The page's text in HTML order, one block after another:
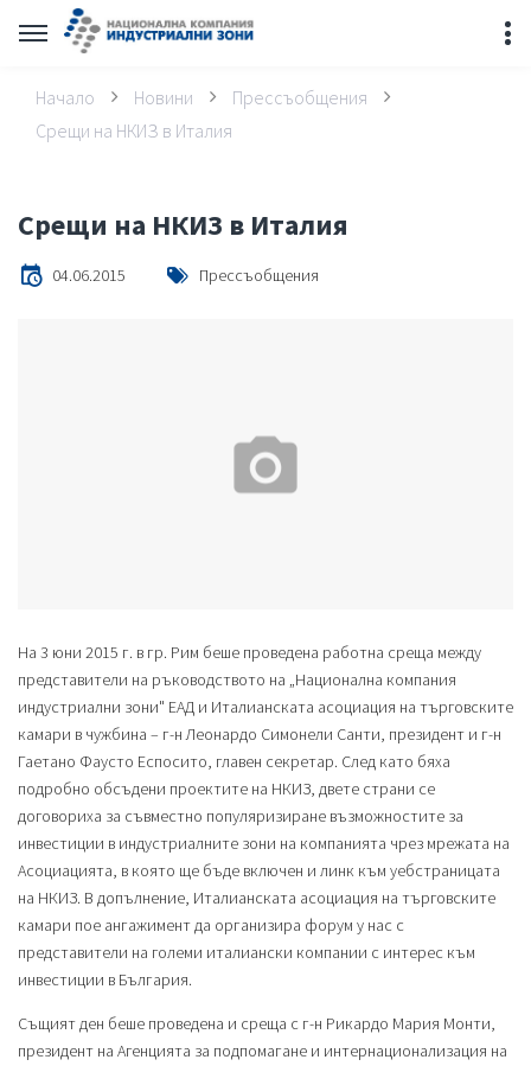
Начало Новини
Прессъобщения
Срещи на НКИЗ в Италия
Срещи на НКИЗ в Италия
04.06.2015 Прессъобщения
На 3 юни 2015 г. в гр. Рим беше проведена работна среща между
представители на ръководството на „Национална компания
индустриални зони" ЕАД и Италианската асоциация на търговските
камари в чужбина – г-н Леонардо Симонели Санти, президент и г-н
Гаетано Фаусто Еспосито, главен секретар. След като бяха
подробно обсъдени проектите на НКИЗ, двете страни се
договориха за съвместно популяризиране възможностите за
инвестиции в индустриалните зони на компанията чрез мрежата на
Асоциацията, в която ще бъде включен и линк към уебстраницата
на НКИЗ. В допълнение, Италианската асоциация на търговските
камари пое ангажимент да организира форум у нас с
представители на големи италиански компании с интерес към
инвестиции в България.
Същият ден беше проведена и среща с г-н Рикардо Мария Монти,
президент на Агенцията за подпомагане и интернационализация на